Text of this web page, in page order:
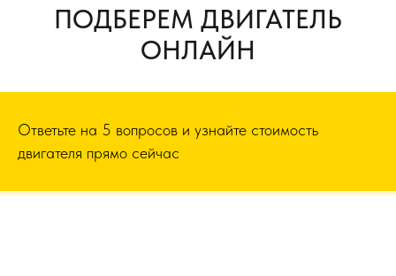
ПОДБЕРЕМ ДВИГАТЕЛЬ
ОНЛАЙН
Ответьте на 5 вопросов и узнайте стоимость
двигателя прямо сейчас